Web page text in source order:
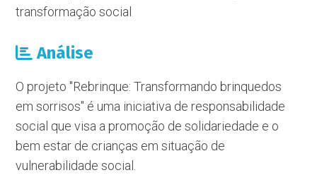
transformação social
Análise
O projeto "Rebrinque: Transformando brinquedos
em sorrisos" é uma iniciativa de responsabilidade
social que visa a promoção de solidariedade e o
bem estar de crianças em situação de
vulnerabilidade social.